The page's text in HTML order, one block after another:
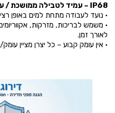
IP68 – עמיד לטבילה ממושכת / עומק גדול יותר
• נועד לעבודה מתחת למים באופן
• משמש לבריכות, מזרקות,
לאורך זמן.
• אין עומק קבוע – כל יצרן מציין